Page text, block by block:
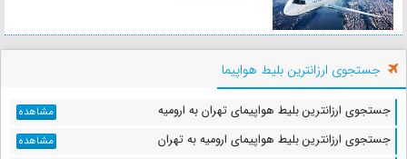
جستجوی ارزانترین بلیط هواپیما
جستجوی ارزانترین بلیط هواپیمای تهران به ارومیه مشاهده
جستجوی ارزانترین بلیط هواپیمای ارومیه به تهران مشاهده